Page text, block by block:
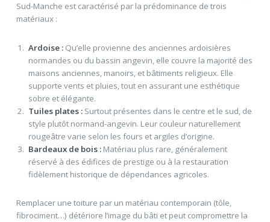
Sud-Manche est caractérisé par la prédominance de trois
matériaux :
Ardoise :Qu’elle provienne des anciennes ardoisières
normandes ou du bassin angevin, elle couvre la majorité des
maisons anciennes, manoirs, et bâtiments religieux. Elle
supporte vents et pluies, tout en assurant une esthétique
sobre et élégante.
Tuiles plates :Surtout présentes dans le centre et le sud, de
style plutôt normand-angevin. Leur couleur naturellement
rougeâtre varie selon les fours et argiles d’origine.
Bardeaux de bois :Matériau plus rare, généralement
réservé à des édifices de prestige ou à la restauration
fidèlement historique de dépendances agricoles.
Remplacer une toiture par un matériau contemporain (tôle,
fibrociment…) détériore l’image du bâti et peut compromettre la